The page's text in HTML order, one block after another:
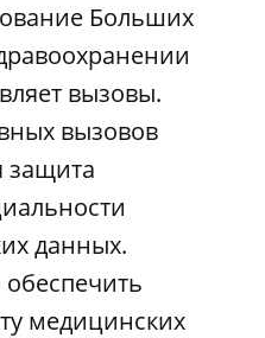
Больших
вызовы.
вызовов
защита
данных.
медицинских